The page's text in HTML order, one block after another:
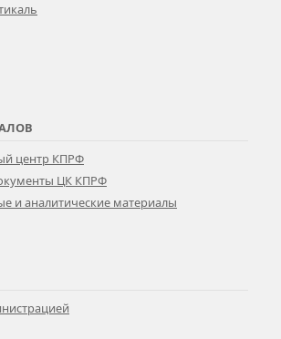
центр КПРФ
ЦК КПРФ
и аналитические материалы